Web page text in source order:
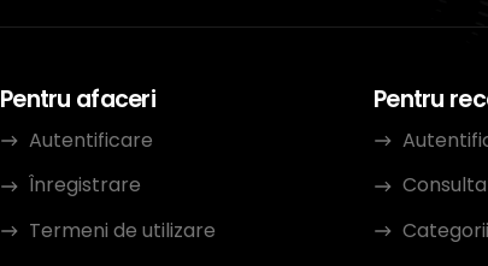
Pentru afaceri
Autentificare
Înregistrare
Termeni de utilizare
Pentru
Categorii